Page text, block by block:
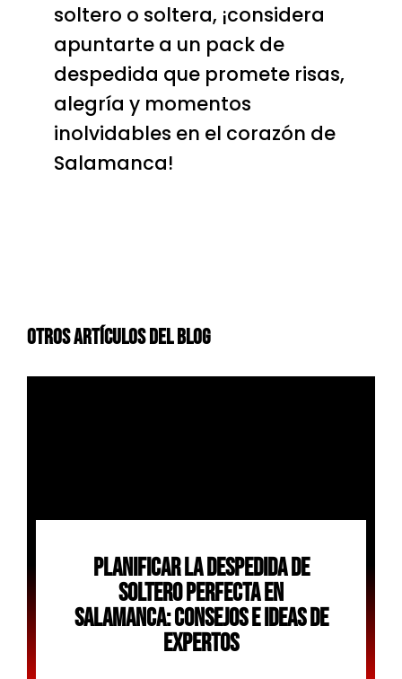
soltero o soltera, ¡considera
apuntarte a un pack de
despedida que promete risas,
alegría y momentos
inolvidables en el corazón de
Salamanca!
Otros Artículos Del Blog
Planificar La Despedida De
Soltero Perfecta En
Salamanca: Consejos E Ideas De
Expertos